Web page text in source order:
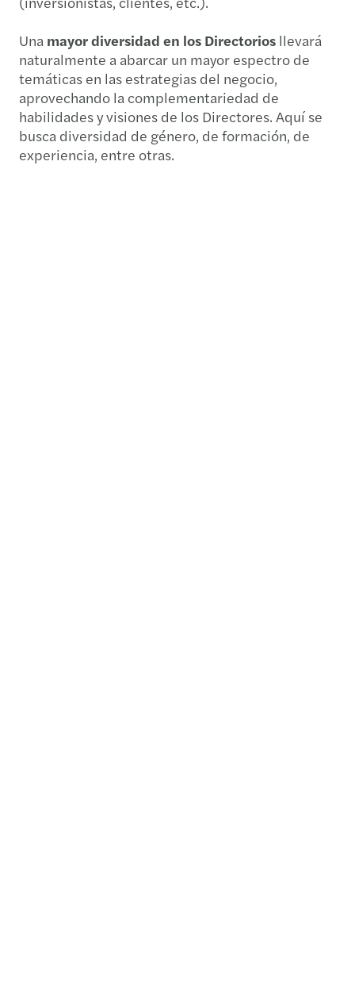
Una mayor diversidad en los Directorios llevará
naturalmente a abarcar un mayor espectro de
temáticas en las estrategias del negocio,
aprovechando la complementariedad de
habilidades y visiones de los Directores. Aquí se
busca diversidad de género, de formación, de
experiencia, entre otras.